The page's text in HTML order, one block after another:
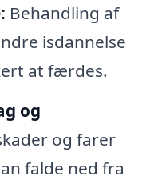
Behandling af
isdannelse
at færdes.
og
og farer
falde ned fra